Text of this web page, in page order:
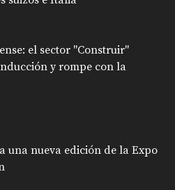
el sector "Construir"
y rompe con la
una nueva edición de la Expo